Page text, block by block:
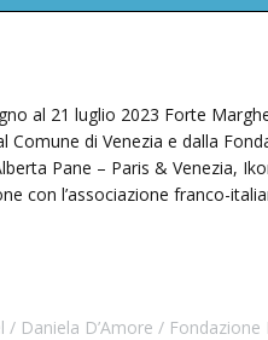
al 21 luglio 2023 Forte
di Venezia e dalla
Pane – Paris & Venezia,
con l’associazione franco-
Daniela D’Amore